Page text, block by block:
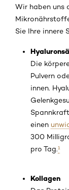
Wir haben uns
Sie Ihre innere
Die
Pulvern
innen.
einen
300
pro Tag.¹
Kollagen